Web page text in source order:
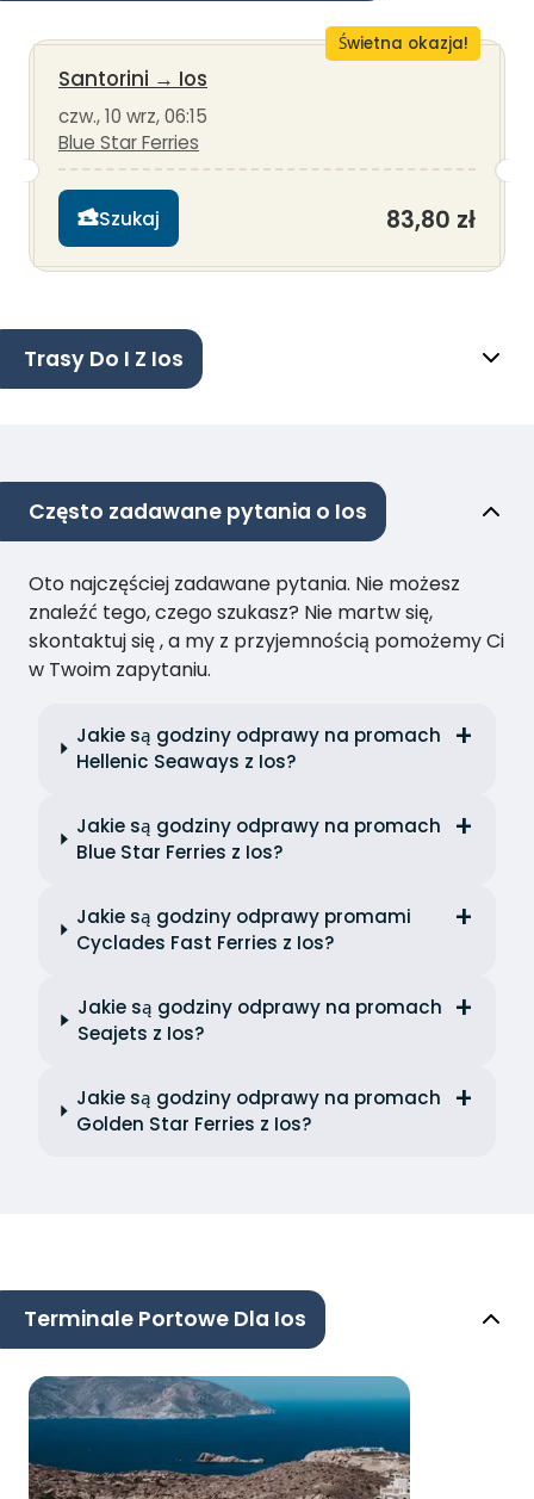
Świetna okazja!
Santorini → Ios
czw., 10 wrz, 06:15
Blue Star Ferries
Szukaj 83,80 zł
Trasy Do I Z Ios
Często zadawane pytania o Ios
Oto najczęściej zadawane pytania. Nie możesz
znaleźć tego, czego szukasz? Nie martw się,
skontaktuj się , a my z przyjemnością pomożemy Ci
w Twoim zapytaniu.
Jakie są godziny odprawy na promach
Hellenic Seaways z Ios?
Jakie są godziny odprawy na promach
Blue Star Ferries z Ios?
Jakie są godziny odprawy promami
Cyclades Fast Ferries z Ios?
Jakie są godziny odprawy na promach
Seajets z Ios?
Jakie są godziny odprawy na promach
Golden Star Ferries z Ios?
Terminale Portowe Dla Ios